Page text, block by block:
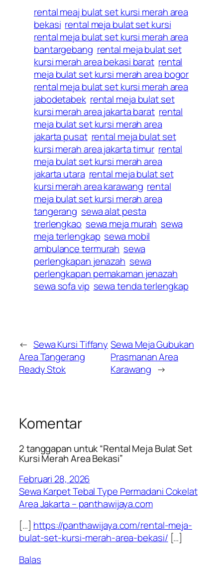
rental meaj bulat set kursi merah area
bekasi rental meja bulat set kursi
rental meja bulat set kursi merah area
bantargebang rental meja bulat set
kursi merah area bekasi barat rental
meja bulat set kursi merah area bogor
rental meja bulat set kursi merah area
jabodetabek rental meja bulat set
kursi merah area jakarta barat rental
meja bulat set kursi merah area
jakarta pusat rental meja bulat set
kursi merah area jakarta timur rental
meja bulat set kursi merah area
jakarta utara rental meja bulat set
kursi merah area karawang rental
meja bulat set kursi merah area
tangerang sewa alat pesta
trerlengkao sewa meja murah sewa
meja terlengkap sewa mobil
ambulance termurah sewa
perlengkapan jenazah sewa
perlengkapan pemakaman jenazah
sewa sofa vip sewa tenda terlengkap
← Sewa Kursi Tiffany
Area Tangerang
Ready Stok
Sewa Meja Gubukan
Prasmanan Area
Karawang →
Komentar
2 tanggapan untuk “Rental Meja Bulat Set
Kursi Merah Area Bekasi”
Februari 28, 2026
Sewa Karpet Tebal Type Permadani Cokelat
Area Jakarta – panthawijaya.com
[…] https://panthawijaya.com/rental-meja-
bulat-set-kursi-merah-area-bekasi/ […]
Balas